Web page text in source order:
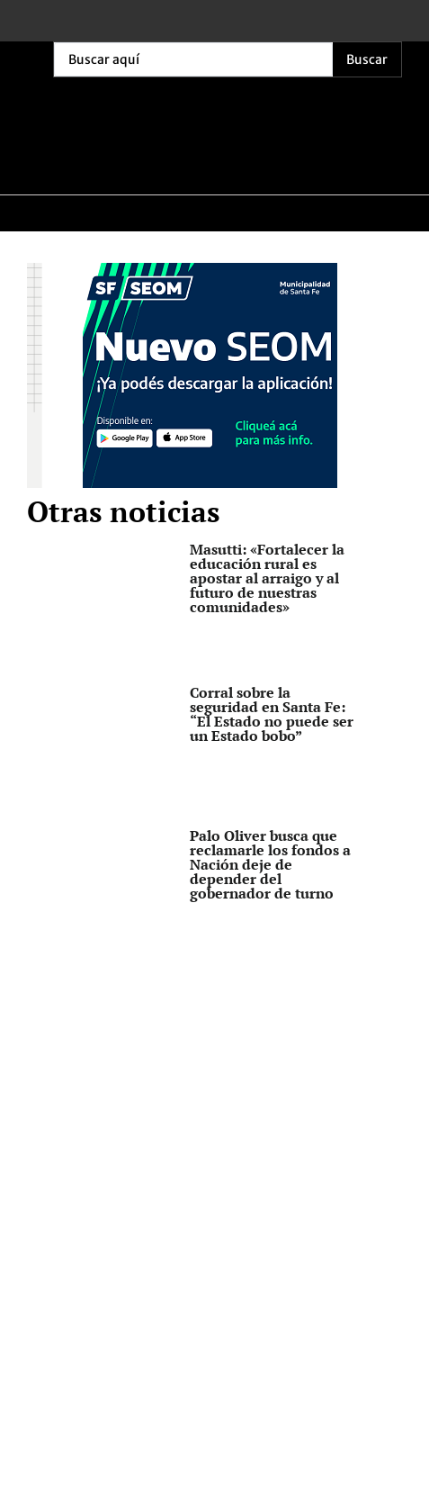
Buscar
Otras noticias
Masutti: «Fortalecer la
educación rural es
apostar al arraigo y al
futuro de nuestras
comunidades»
Corral sobre la
seguridad en Santa Fe:
“El Estado no puede ser
un Estado bobo”
Palo Oliver busca que
reclamarle los fondos a
Nación deje de
depender del
gobernador de turno